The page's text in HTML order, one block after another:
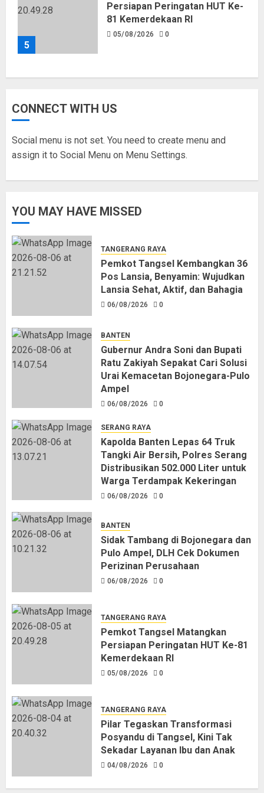
5
Persiapan Peringatan HUT Ke-
81 Kemerdekaan RI
05/08/2026 0
CONNECT WITH US
Social menu is not set. You need to create menu and
assign it to Social Menu on Menu Settings.
YOU MAY HAVE MISSED
TANGERANG RAYA
Pemkot Tangsel Kembangkan 36
Pos Lansia, Benyamin: Wujudkan
Lansia Sehat, Aktif, dan Bahagia
06/08/2026 0
BANTEN
Gubernur Andra Soni dan Bupati
Ratu Zakiyah Sepakat Cari Solusi
Urai Kemacetan Bojonegara-Pulo
Ampel
06/08/2026 0
SERANG RAYA
Kapolda Banten Lepas 64 Truk
Tangki Air Bersih, Polres Serang
Distribusikan 502.000 Liter untuk
Warga Terdampak Kekeringan
06/08/2026 0
BANTEN
Sidak Tambang di Bojonegara dan
Pulo Ampel, DLH Cek Dokumen
Perizinan Perusahaan
06/08/2026 0
TANGERANG RAYA
Pemkot Tangsel Matangkan
Persiapan Peringatan HUT Ke-81
Kemerdekaan RI
05/08/2026 0
TANGERANG RAYA
Pilar Tegaskan Transformasi
Posyandu di Tangsel, Kini Tak
Sekadar Layanan Ibu dan Anak
04/08/2026 0